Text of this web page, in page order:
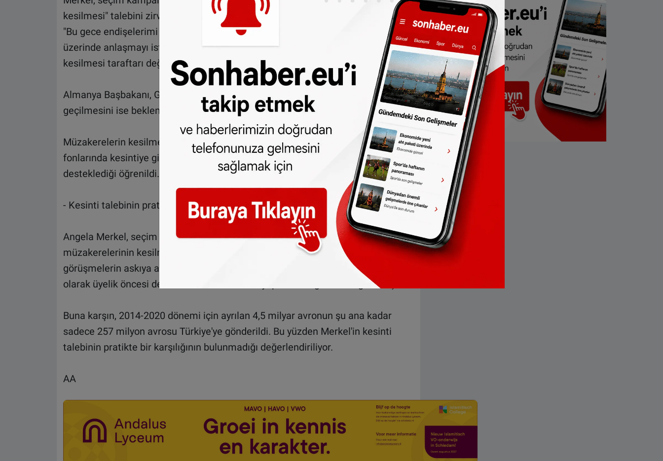
kesilmesi" talebini zirvede dile getirip getirmediği yönündeki soru üzerine ise
"Bu gece endişelerimi dile getirdim. Ancak aynı zamanda ortak bir pozisyon
üzerinde anlaşmayı istediğimi de söyledim. Bu gece hiç kimse müzakerelerin
kesilmesi taraftarı değildi." ifadelerini kullandı.
Almanya Başbakanı, Gümrük Birliği'nin güncelleştirilmesi müzakerelerine
geçilmesini ise beklemediğini anlattı.
Müzakerelerin kesilmesi talebinde yalnız kalan Merkel'in üyelik öncesi destek
fonlarında kesintiye gitme isteğini ise sadece Belçika ve Hollanda'nın
desteklediği öğrenildi.
- Kesinti talebinin pratikte karşılığı yok
Angela Merkel, seçim kampanyası sırasında AB liderlerinden Türkiye'yle üyelik
müzakerelerinin kesilmesini isteyeceğini söylemiş, destek bulamayınca
görüşmelerin askıya alınmasını talep etmişti. Bunda da yalnız kalan Merkel, son
olarak üyelik öncesi destek fonlarında kesinti yapılmasını gündeme getirmişti.
Buna karşın, 2014-2020 dönemi için ayrılan 4,5 milyar avronun şu ana kadar
sadece 257 milyon avrosu Türkiye'ye gönderildi. Bu yüzden Merkel'in kesinti
talebinin pratikte bir karşılığının bulunmadığı değerlendiriliyor.
AA